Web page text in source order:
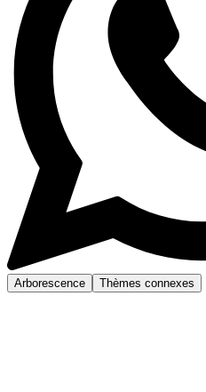
Arborescence Thèmes connexes